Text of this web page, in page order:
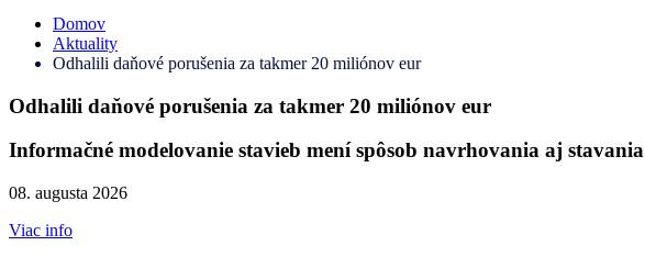
Domov
Aktuality
Odhalili daňové porušenia za takmer 20 miliónov eur
Odhalili daňové porušenia za takmer 20 miliónov eur
Informačné modelovanie stavieb mení spôsob navrhovania aj stavania
08. augusta 2026
Viac info